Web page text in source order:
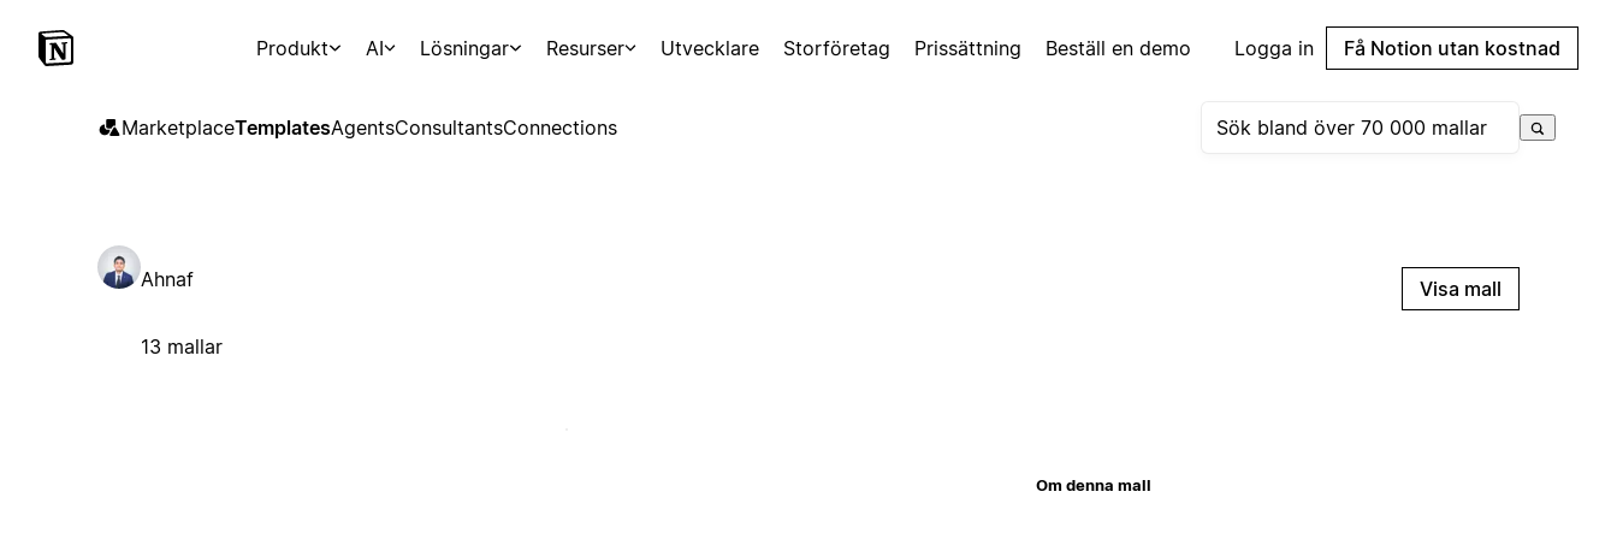
Produkt AI Lösningar Resurser Utvecklare Storföretag Prissättning Beställ en demo Logga in Få Notion utan kostnad
MarketplaceTemplatesAgentsConsultantsConnections
Ahnaf
13 mallar
Visa mall
Om denna mall